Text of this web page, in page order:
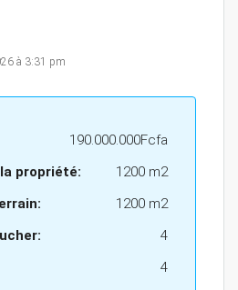
à 3:31 pm
190.000.000Fcfa
propriété:
1200 m2
1200 m2
4
4